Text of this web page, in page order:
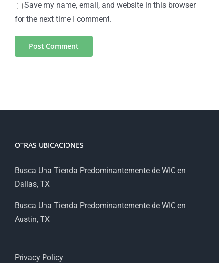
Save my name, email, and website in this browser
for the next time I comment.
OTRAS UBICACIONES
Busca Una Tienda Predominantemente de WIC en
Dallas, TX
Busca Una Tienda Predominantemente de WIC en
Austin, TX
Privacy Policy